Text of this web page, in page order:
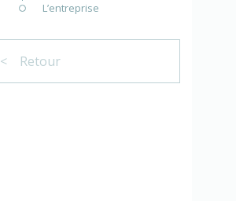
L’entreprise
< Retour